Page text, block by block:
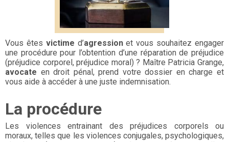
Vous êtes victime d’agressionet vous souhaitez engager
une procédure pour l’obtention d’une réparation de préjudice
(préjudice corporel, préjudice moral) ? Maître Patricia Grange,
avocate en droit pénal, prend votre dossier en charge et
vous aide à accéder à une juste indemnisation.
La procédure
Les violences entrainant des préjudices corporels ou
moraux, telles que les violences conjugales, psychologiques,